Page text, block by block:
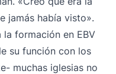
jamás había visto».
formación en EBV
su función con los
muchas iglesias no